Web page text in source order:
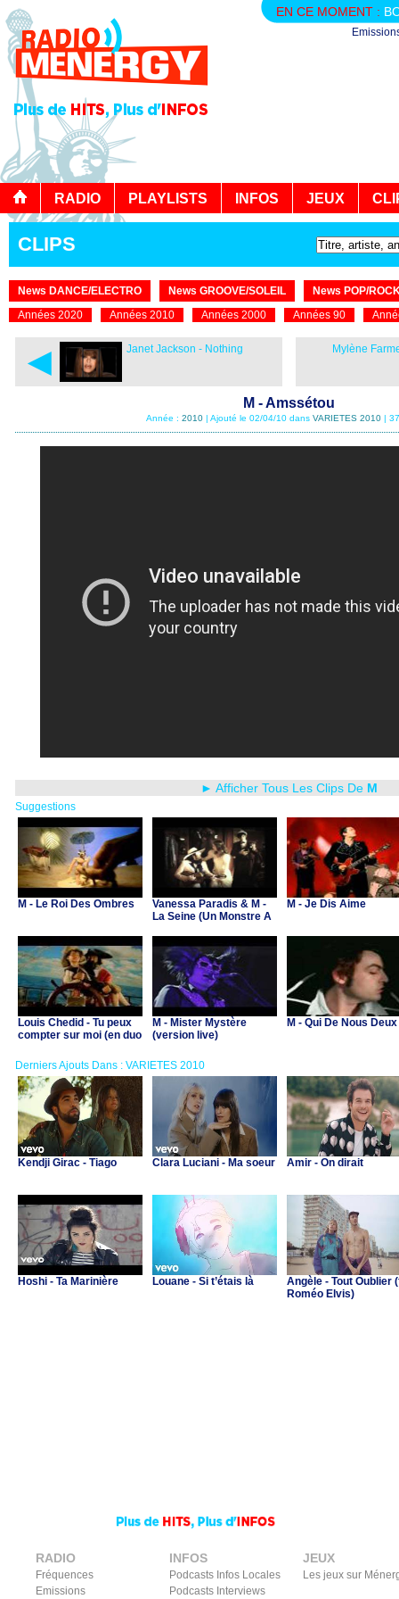
EN CE MOMENT :
RADIO PLAYLISTS INFOS JEUX
CLIPS
News DANCE/ELECTRO News GROOVE/SOLEIL
News POP/
Années 2020
Années 2010 Années 2000 Années 90
◄ Janet Jackson - Nothing Mylène
M - Amssétou
Année : 2010| Ajouté le 02/04/10 dans VARIETES 2010|
► Afficher Tous Les Clips De M
Suggestions
M - Le Roi Des Ombres
Vanessa Paradis & M -
La Seine (Un Monstre A
M - Je Dis Aime
Louis Chedid - Tu peux
compter sur moi (en duo
M - Mister Mystère
(version live)
M - Qui De Nous Deux
Derniers Ajouts Dans : VARIETES 2010
Kendji Girac - Tiago Clara Luciani - Ma soeur Amir - On dirait
Hoshi - Ta Marinière Louane - Si t’étais là
Angèle - Tout Oublier
Roméo Elvis)
RADIO
Fréquences
Emissions
INFOS
Podcasts Infos Locales
Podcasts Interviews
JEUX
Les jeux sur